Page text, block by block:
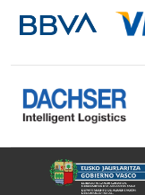
Instagram
Facebook